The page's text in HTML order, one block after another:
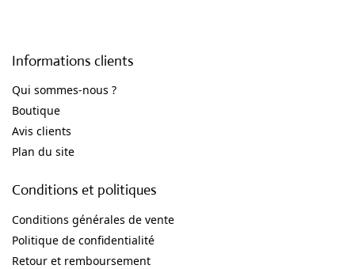
Informations clients
Qui sommes-nous ?
Boutique
Avis clients
Plan du site
Conditions et politiques
Conditions générales de vente
Politique de confidentialité
Retour et remboursement